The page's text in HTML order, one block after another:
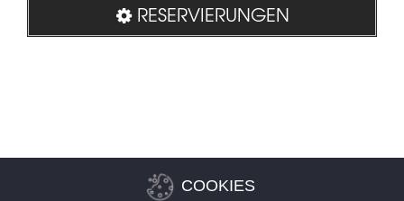
RESERVIERUNGEN
COOKIES